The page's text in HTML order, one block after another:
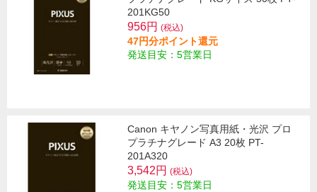
201KG50
956円 (税込)
47円分ポイント還元
発送目安：5営業日
Canon キヤノン写真用紙・光沢 プロ
プラチナグレード A3 20枚 PT-
201A320
3,542円 (税込)
発送目安：5営業日